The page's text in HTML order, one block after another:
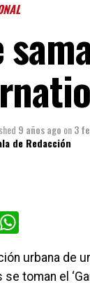
9 años ago on3
de Redacción
urbana de
toman el